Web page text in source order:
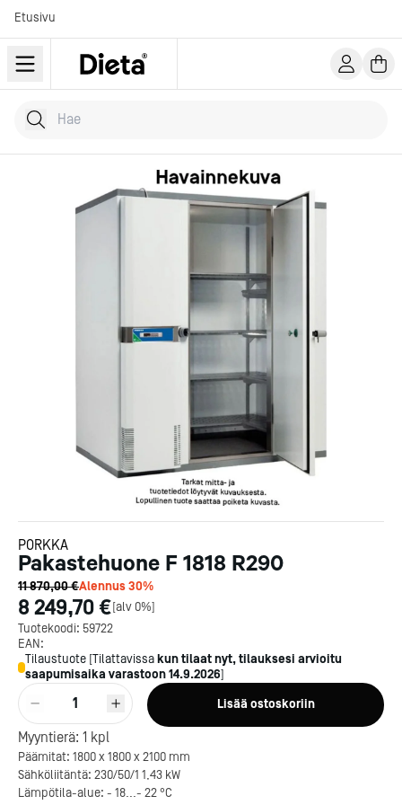
Etusivu
Hae tuotteita
Kirjoita hakusana...
PORKKA
Pakastehuone F 1818 R290
11 870,00 €Alennus30%
8 249,70 €[alv 0%]
Tuotekoodi: 59722
EAN:
Tilaustuote [Tilattavissa kun tilaat nyt, tilauksesi arvioitu
saapumisaika varastoon14.9.2026]
1 Lisää ostoskoriin
Myyntierä: 1 kpl
Päämitat: 1800 x 1800 x 2100 mm
Sähköliitäntä: 230/50/1 1,43 kW
Lämpötila-alue: - 18...- 22 °C